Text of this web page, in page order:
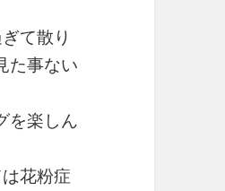
て散り
た事ない
を楽しん
花粉症